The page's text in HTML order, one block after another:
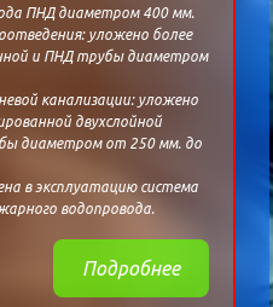
ПНД диаметром 400 мм.
уложено более
и ПНД трубы диаметром
канализации: уложено
двухслойной
диаметром от 250 мм. до
в эксплуатацию система
водопровода.
Подробнее